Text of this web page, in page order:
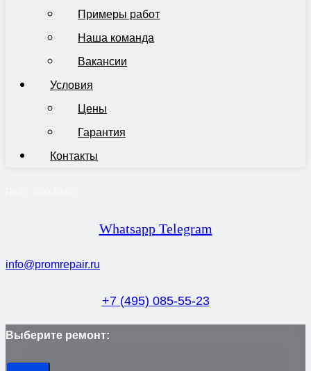
Примеры работ
Наша команда
Вакансии
Условия
Цены
Гарантия
Контакты
Whatsapp Telegram
info@promrepair.ru
+7 (495) 085-55-23
Выберите ремонт: